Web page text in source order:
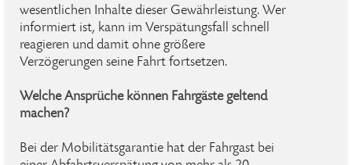
wesentlichen Inhalte dieser Gewährleistung. Wer
informiert ist, kann im Verspätungsfall schnell
reagieren und damit ohne größere
Verzögerungen seine Fahrt fortsetzen.
Welche Ansprüche können Fahrgäste geltend
machen?
Bei der Mobilitätsgarantie hat der Fahrgast bei